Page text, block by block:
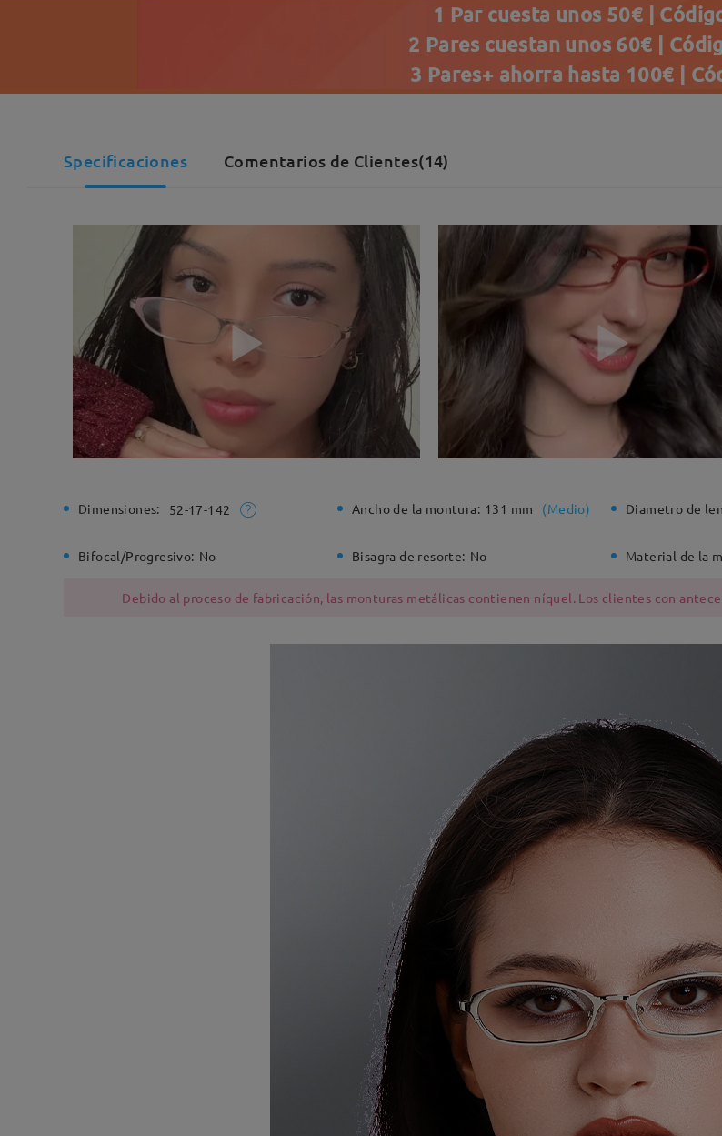
1 Par cuesta unos 50€ |
2 Pares cuestan unos 60€ |
3 Pares+ ahorra hasta 100€ |
Specificaciones Comentarios de Clientes(14)
Dimensiones: 52-17-142 Ancho de la montura: 131 mm (Medio) Diametro de
Bifocal/Progresivo: No Bisagra de resorte: No Material de la
Debido al proceso de fabricación, las monturas metálicas contienen níquel. Los clientes con